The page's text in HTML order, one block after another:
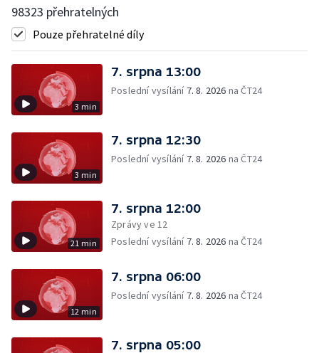
98323 přehratelných
Pouze přehratelné díly
3 min
7. srpna 13:00
Poslední vysílání 7. 8. 2026 na ČT24
3 min
7. srpna 12:30
Poslední vysílání 7. 8. 2026 na ČT24
21 min
7. srpna 12:00
Zprávy ve 12
Poslední vysílání 7. 8. 2026 na ČT24
12 min
7. srpna 06:00
Poslední vysílání 7. 8. 2026 na ČT24
7. srpna 05:00